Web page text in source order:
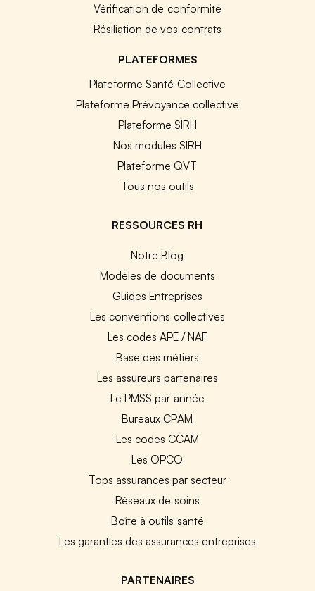
Vérification de conformité
Résiliation de vos contrats
PLATEFORMES
Plateforme Santé Collective
Plateforme Prévoyance collective
Plateforme SIRH
Nos modules SIRH
Plateforme QVT
Tous nos outils
RESSOURCES RH
Notre Blog
Modèles de documents
Guides Entreprises
Les conventions collectives
Les codes APE / NAF
Base des métiers
Les assureurs partenaires
Le PMSS par année
Bureaux CPAM
Les codes CCAM
Les OPCO
Tops assurances par secteur
Réseaux de soins
Boîte à outils santé
Les garanties des assurances entreprises
PARTENAIRES